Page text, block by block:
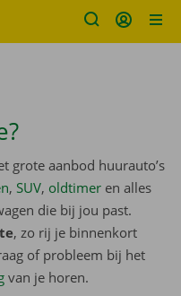
grote aanbod huurauto’s
, SUV, oldtimer en alles
die bij jou past.
, zo rij je binnenkort
of probleem bij het
van je horen.